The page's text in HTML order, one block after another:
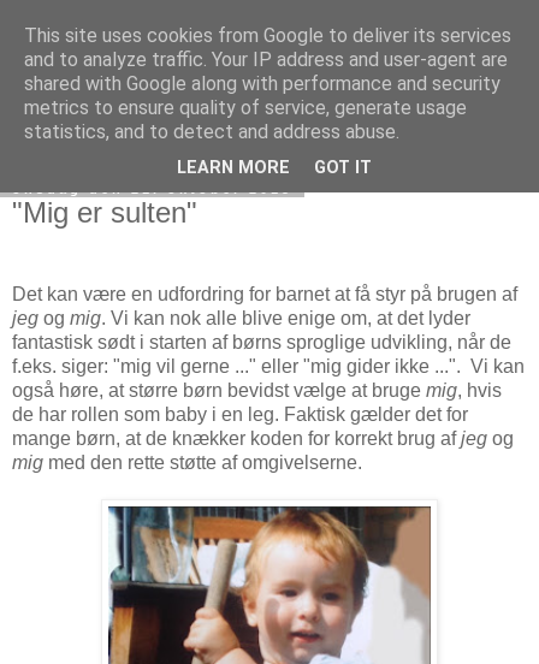
børns sprog
"Mig er sulten"
Det kan være en udfordring for barnet at få styr på brugen af
jeg og mig. Vi kan nok alle blive enige om, at det lyder
fantastisk sødt i starten af børns sproglige udvikling, når de
f.eks. siger: "mig vil gerne ..." eller "mig gider ikke ...". Vi kan
også høre, at større børn bevidst vælge at bruge mig, hvis
de har rollen som baby i en leg. Faktisk gælder det for
mange børn, at de knækker koden for korrekt brug afjeg og
mig med den rette støtte af omgivelserne.
This site uses cookies from Google to deliver its services
and to analyze traffic. Your IP address and user-agent are
shared with Google along with performance and security
metrics to ensure quality of service, generate usage
statistics, and to detect and address abuse.
LEARN MORE GOT IT